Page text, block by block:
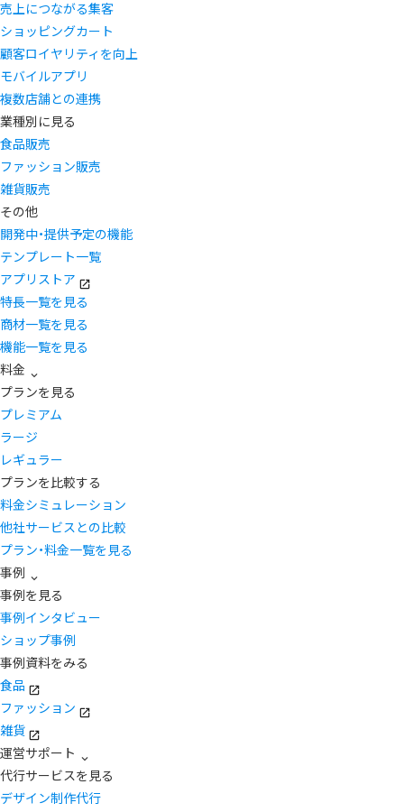
売上につながる集客
ショッピングカート
顧客ロイヤリティを向上
モバイルアプリ
複数店舗との連携
業種別に見る
食品販売
ファッション販売
雑貨販売
その他
開発中・提供予定の機能
テンプレート一覧
アプリストア
特長一覧を見る
商材一覧を見る
機能一覧を見る
料金
プランを見る
プレミアム
ラージ
レギュラー
プランを比較する
料金シミュレーション
他社サービスとの比較
プラン・料金一覧を見る
事例
事例を見る
事例インタビュー
ショップ事例
事例資料をみる
食品
ファッション
雑貨
運営サポート
代行サービスを見る
デザイン制作代行